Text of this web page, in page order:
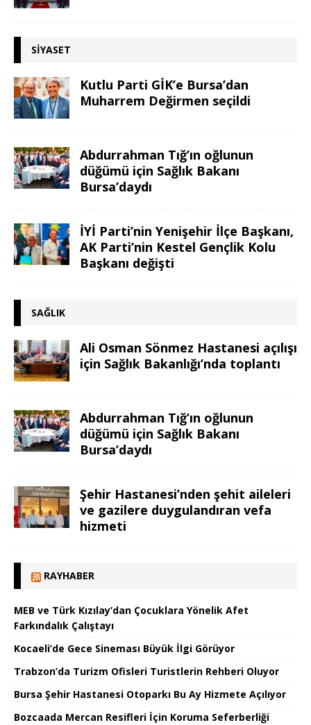
SIYASET
Kutlu Parti GİK’e Bursa’dan
Muharrem Değirmen seçildi
Abdurrahman Tığ’ın oğlunun
düğümü için Sağlık Bakanı
Bursa’daydı
İYİ Parti’nin Yenişehir İlçe Başkanı,
AK Parti’nin Kestel Gençlik Kolu
Başkanı değişti
SAĞLIK
Ali Osman Sönmez Hastanesi açılışı
için Sağlık Bakanlığı’nda toplantı
Abdurrahman Tığ’ın oğlunun
düğümü için Sağlık Bakanı
Bursa’daydı
Şehir Hastanesi’nden şehit aileleri
ve gazilere duygulandıran vefa
hizmeti
RAYHABER
MEB ve Türk Kızılay’dan Çocuklara Yönelik Afet
Farkındalık Çalıştayı
Kocaeli’de Gece Sineması Büyük İlgi Görüyor
Trabzon’da Turizm Ofisleri Turistlerin Rehberi Oluyor
Bursa Şehir Hastanesi Otoparkı Bu Ay Hizmete Açılıyor
Bozcaada Mercan Resifleri İçin Koruma Seferberliği